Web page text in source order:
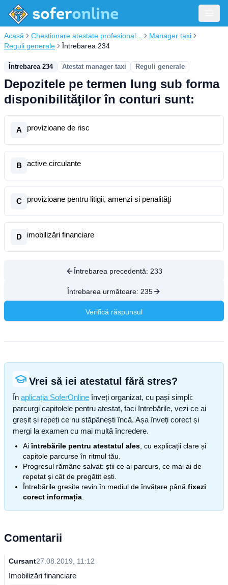
Acasă Chestionare atestate profesional...
Manager taxi
Reguli generale
Întrebarea 234
Întrebarea 234 Atestat manager taxi Reguli generale
Depozitele pe termen lung sub forma
disponibilităţilor în conturi sunt:
A provizioane de risc
B active circulante
C provizioane pentru litigii, amenzi si penalităţi
D imobilizări financiare
Întrebarea precedentă: 233
Întrebarea următoare: 235
Verifică răspunsul
Vrei să iei atestatul fără stres?
În aplicația SoferOnline înveți organizat, cu pași simpli:
parcurgi capitolele pentru atestat, faci întrebările, vezi ce ai
greșit și repeți ce nu stăpânești încă. Așa înveți corect și
mergi la examen cu mai multă încredere.
Aiîntrebările pentru atestatul ales , cu explicații clare și
capitole parcurse în ritmul tău.
Progresul rămâne salvat: știi ce ai parcurs, ce mai ai de
repetat și cât de pregătit ești.
Întrebările greșite revin în mediul de învățare până fixezi
corect informația
Comentarii
Cursant27.08.2019, 11:12
Imobilizări financiare